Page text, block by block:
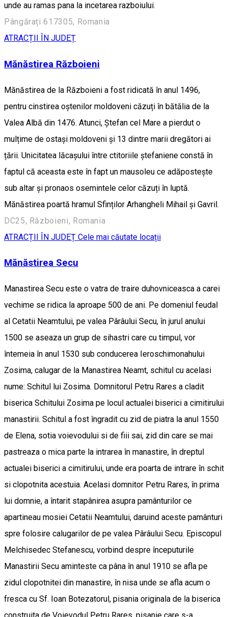
unde au ramas pana la incetarea razboiului.
Pângărați 617305, Romania
ATRACȚII ÎN JUDEȚ
Mănăstirea Războieni
Mănăstirea de la Războieni a fost ridicată în anul 1496,
pentru cinstirea oștenilor moldoveni căzuți în bătălia de la
Valea Albă din 1476. Atunci, Ștefan cel Mare a pierdut o
mulțime de ostași moldoveni și 13 dintre marii dregători ai
țării. Unicitatea lăcașului între ctitoriile ștefaniene constă în
faptul că aceasta este în fapt un mausoleu ce adăpostește
sub altar și pronaos osemintele celor căzuți în luptă.
Mănăstirea poartă hramul Sfinților Arhangheli Mihail și Gavril.
DC25, Războieni, Romania
ATRACȚII ÎN JUDEȚ Cele mai căutate locații
Mănăstirea Secu
Manastirea Secu este o vatra de traire duhovniceasca a carei
vechime se ridica la aproape 500 de ani. Pe domeniul feudal
al Cetatii Neamtului, pe valea Pârâului Secu, în jurul anului
1500 se aseaza un grup de sihastri care cu timpul, vor
întemeia în anul 1530 sub conducerea Ieroschimonahului
Zosima, calugar de la Manastirea Neamt, schitul cu acelasi
nume: Schitul lui Zosima. Domnitorul Petru Rares a cladit
biserica Schitului Zosima pe locul actualei biserici a cimitirului
manastirii. Schitul a fost îngradit cu zid de piatra la anul 1550
de Elena, sotia voievodului si de fiii sai, zid din care se mai
pastreaza o mica parte la intrarea în manastire, în dreptul
actualei biserici a cimitirului, unde era poarta de intrare în schit
si clopotnita acestuia. Acelasi domnitor Petru Rares, în prima
lui domnie, a întarit stapânirea asupra pamânturilor ce
apartineau mosiei Cetatii Neamtului, daruind aceste pamânturi
spre folosire calugarilor de pe valea Pârâului Secu. Episcopul
Melchisedec Stefanescu, vorbind despre începuturile
Manastirii Secu aminteste ca pâna în anul 1910 se afla pe
zidul clopotnitei din manastire, în nisa unde se afla acum o
fresca cu Sf. Ioan Botezatorul, pisania originala de la biserica